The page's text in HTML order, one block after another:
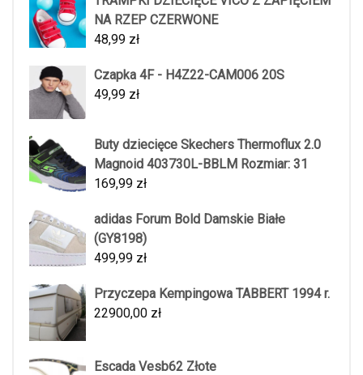
NA RZEP CZERWONE
48,99 zł
Czapka 4F - H4Z22-CAM006 20S
49,99 zł
Buty dziecięce Skechers Thermoflux 2.0
Magnoid 403730L-BBLM Rozmiar: 31
169,99 zł
adidas Forum Bold Damskie Białe
(GY8198)
499,99 zł
Przyczepa Kempingowa TABBERT 1994 r.
22900,00 zł
Escada Vesb62 Złote